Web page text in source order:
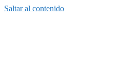
Saltar al contenido